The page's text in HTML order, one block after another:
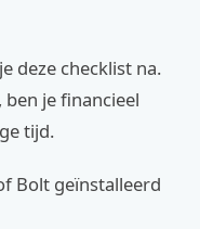
deze checklist na.
je financieel
tijd.
Bolt geïnstalleerd